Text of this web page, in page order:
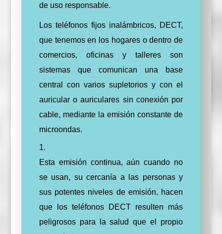
de uso responsable.
Los teléfonos fijos inalámbricos, DECT,
que tenemos en los hogares o dentro de
comercios, oficinas y talleres son
sistemas que comunican una base
central con varios supletorios y con el
auricular o auriculares sin conexión por
cable, mediante la emisión constante de
microondas.
Esta emisión continua, aún cuando no
se usan, su cercanía a las personas y
sus potentes niveles de emisión, hacen
que los teléfonos DECT resulten más
peligrosos para la salud que el propio